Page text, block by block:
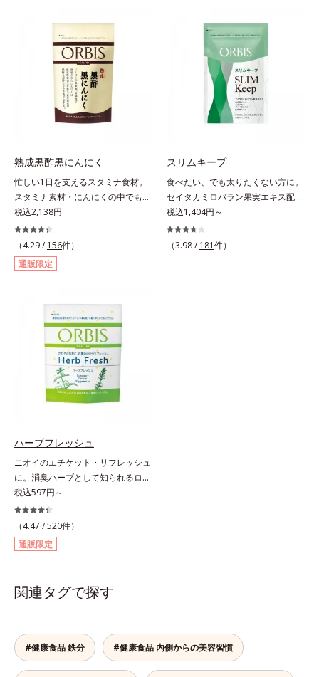
究を重ねており、多くの国で実績の
ある夏のケア成分です。さらに夏の
ケアで有名なPLエキスと、欠かせな
い美容成分ビタミンCもプラス。独
自の製法でサポートします。飲むだ
けのケアなので、夏対策にありがち
な不快感やストレスは無し！ 時短
ケアにもなるため、忙しい方にもお
に早速、毎日2粒（目安）の新習慣
を始めましょう。* 紫外線などによ
り失われるビタミンCを中心とした
栄養成分の補給
「オルニチン」を配合しました。し
じみ約200個分*相当のオルニチン
が、アルギニン、シトルリンととも
に働いて、内側からの立ち直りをし
っかりサポートします。お酒や脂っ
こい食事をした翌日の体調を整えた
い方におすすめのサプリメントで
す。＊オルビス調べ
熟成黒酢黒にんにく
忙しい1日を支えるスタミナ食材。
スタミナ素材・にんにくの中でも良
質で知られる青森県産の「福地ホワ
イト六片」を発酵・熟成させること
で、生にんにく時よりポリフェノー
ルやアミノ酸量をぐんとパワーアッ
プさせました。さらに、へとへと対
豊富）と黒酢の副産物“もろみ”（ビ
タミン類を贅沢に含む）の2つを配
合し、元気を底上げします。また、
ソフトカプセルを採用しニオイを閉
じ込め、ローズマリー抽出物を配合
することで、飲む時も飲んだ後も臭
わず爽やかにカバーします。
税込2,138円
（4.29 / 156件）
通販限定
スリムキープ
食べたい、でも太りたくない方に。
セイタカミロバラン果実エキス配合
の楽しみながら続けるダイエット応
援サプリ。ダイエット中なのに食欲
を抑えきれずついつい食べ過ぎてし
税込1,404円～
（3.98 / 181件）
ハーブフレッシュ
ニオイのエチケット・リフレッシュ
に。消臭ハーブとして知られるロー
ズマリー抽出物に、ペパーミントオ
イル、レモンオイルを加えた3つの
成分の働きで、臭いをカバー。レモ
ンとミントが香るさわやかな息が続
きます。
税込597円～
（4.47 /520件）
通販限定
関連タグで探す
#健康食品 鉄分 #健康食品 内側からの美容習慣